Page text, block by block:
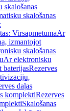
skalošanas
skalošanas
VirsapmetumaAr
izmantojot
skalošanas
Ar elektronisku
baterijasRezerves
daļas
komplektiRezerves
Skalošanas